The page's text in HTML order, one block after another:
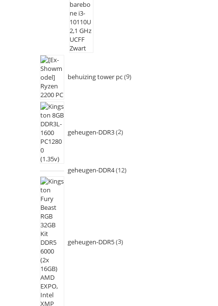
behuizing tower pc 9
geheugen-DDR3 2
geheugen-DDR4 12
geheugen-DDR5 3